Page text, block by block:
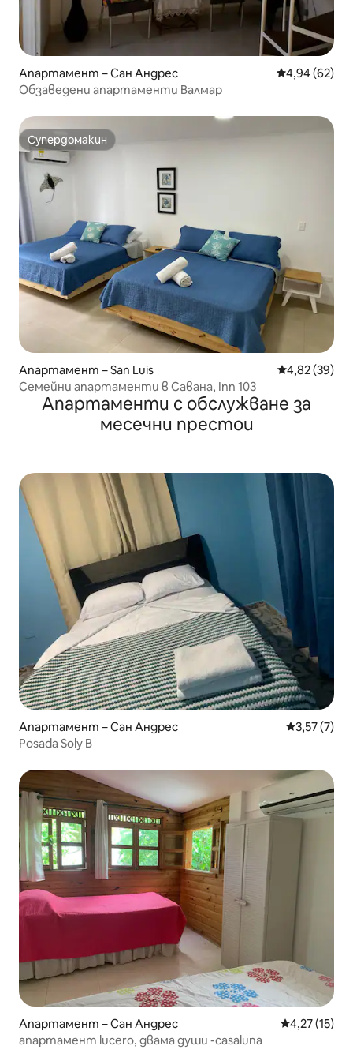
Апартамент – Сан Андрес Средна
4,94 (62)
Обзаведени апартаменти Валмар
Супердомакин
Супердомакин
Апартамент – San Luis Средна
4,82 (39)
Семейни апартаменти в Савана, Inn 103
Апартаменти с обслужване за
месечни престои
Апартамент – Сан Андрес Средна
3,57 (7)
Posada Soly B
Апартамент – Сан Андрес Средна
4,27 (15)
апартамент lucero, двама души -casaluna